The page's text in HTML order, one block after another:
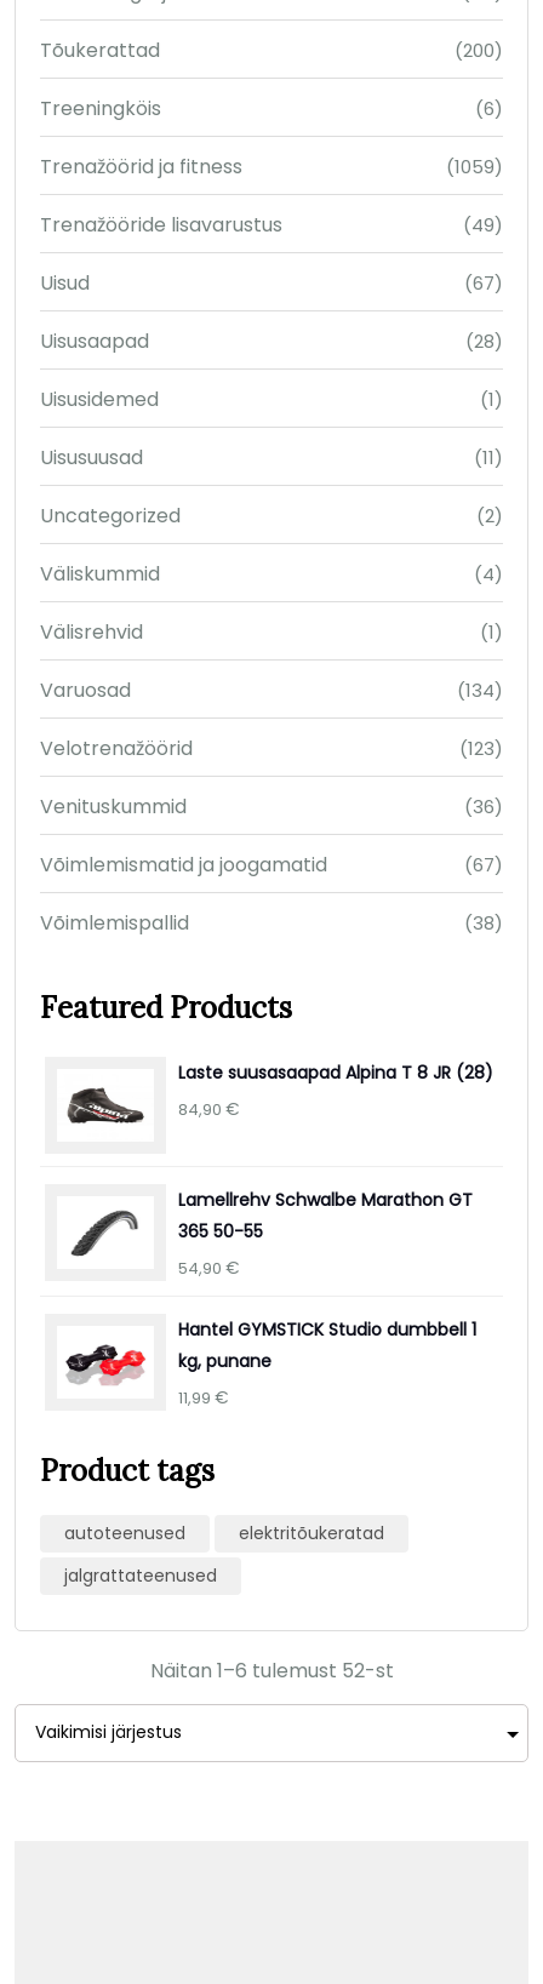
Tõukerattad (200)
Treeningköis (6)
Trenažöörid ja fitness (1059)
Trenažööride lisavarustus (49)
Uisud (67)
Uisusaapad (28)
Uisusidemed (1)
Uisusuusad (11)
Uncategorized (2)
Väliskummid (4)
Välisrehvid (1)
Varuosad (134)
Velotrenažöörid (123)
Venituskummid (36)
Võimlemismatid ja joogamatid (67)
Võimlemispallid (38)
Featured Products
Laste suusasaapad Alpina T 8 JR (28)
84,90 €
Lamellrehv Schwalbe Marathon GT
365 50-55
54,90 €
Hantel GYMSTICK Studio dumbbell 1
kg, punane
11,99 €
Product tags
autoteenused
elektritõukeratad
jalgrattateenused
Näitan 1–6 tulemust 52-st